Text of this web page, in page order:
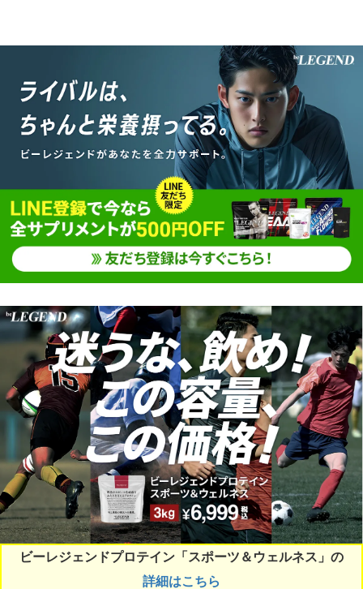
ビーレジェンドプロテイン「スポーツ＆ウェルネス」の
詳細はこちら